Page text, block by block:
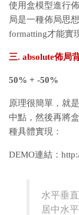
使用盒模型進行
局是一種佈局思
formatting才能實
三. absolute佈局
50% + -50%
原理很簡單，就
中點，然後再將
種具體實現：
DEMO連結：
水平垂
居中水